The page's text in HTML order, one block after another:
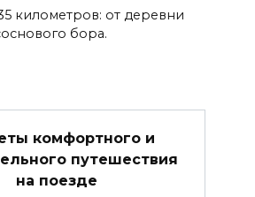
километров: от деревни
бора.
комфортного и
путешествия
на поезде